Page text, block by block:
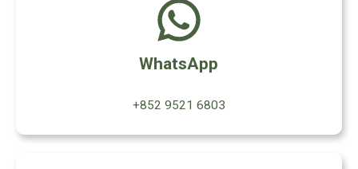
WhatsApp
+852 9521 6803